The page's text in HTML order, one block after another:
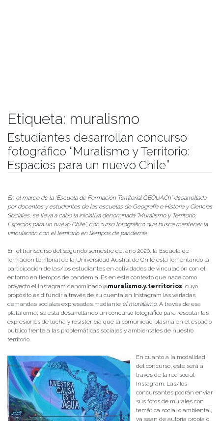
Etiqueta: muralismo
Estudiantes desarrollan concurso
fotográfico “Muralismo y Territorio:
Espacios para un nuevo Chile”
En el marco de la “Escuela de Formación Territorial GEOUACh” desarrollada
por docentes y estudiantes de las escuelas de Geografía e Historia y Ciencias
Sociales, se lleva a cabo la iniciativa denominada “Muralismo y Territorio:
Espacios para un nuevo Chile”, concurso fotográfico que busca mantener la
vinculación con el territorio en tiempos de pandemia.
En el transcurso del segundo semestre del año 2020, la Escuela de
formación territorial de la Universidad Austral de Chile está fomentando la
participación de las/los estudiantes en actividades de vinculación con el
entorno en tiempos de pandemia. Es en este contexto que nace como
proyecto el instagram denominado @muralismo.y.territorios, cuyo
propósito es difundir a través de su cuenta en Instagram las variadas
demandas sociales expresadas mediante el muralismo. A través de esa
plataforma, se está desarrollando un concurso fotográfico para rescatar las
expresiones de lucha y resistencia que la comunidad plasma en el espacio
público frente a las problemáticas sociales y ambientales de nuestro
territorio.
En cuanto a la modalidad
del concurso, este será a
través de la red social
Instagram. Las/los
concursantes podrán enviar
sus fotos de murales con
temática social o ambiental,
ya sean de autoría propia o